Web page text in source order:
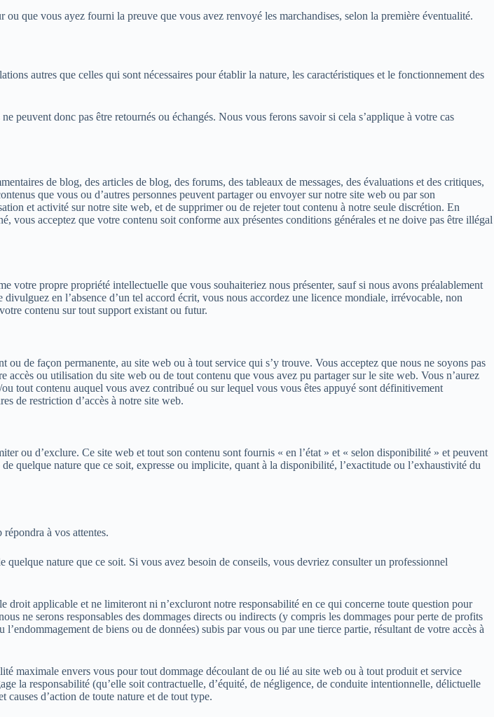
que vous ayez fourni la preuve que vous avez renvoyé les marchandises, selon la première éventualité.
autres que celles qui sont nécessaires pour établir la nature, les caractéristiques et le fonctionnement des
peuvent donc pas être retournés ou échangés. Nous vous ferons savoir si cela s’applique à votre cas
de blog, des articles de blog, des forums, des tableaux de messages, des évaluations et des critiques,
que vous ou d’autres personnes peuvent partager ou envoyer sur notre site web ou par son
et activité sur notre site web, et de supprimer ou de rejeter tout contenu à notre seule discrétion. En
acceptez que votre contenu soit conforme aux présentes conditions générales et ne doive pas être illégal
propre propriété intellectuelle que vous souhaiteriez nous présenter, sauf si nous avons préalablement
en l’absence d’un tel accord écrit, vous nous accordez une licence mondiale, irrévocable, non
contenu sur tout support existant ou futur.
de façon permanente, au site web ou à tout service qui s’y trouve. Vous acceptez que nous ne soyons pas
ou utilisation du site web ou de tout contenu que vous avez pu partager sur le site web. Vous n’aurez
tout contenu auquel vous avez contribué ou sur lequel vous vous êtes appuyé sont définitivement
de restriction d’accès à notre site web.
ou d’exclure. Ce site web et tout son contenu sont fournis « en l’état » et « selon disponibilité » et peuvent
quelque nature que ce soit, expresse ou implicite, quant à la disponibilité, l’exactitude ou l’exhaustivité du
à vos attentes.
nature que ce soit. Si vous avez besoin de conseils, vous devriez consulter un professionnel
droit applicable et ne limiteront ni n’excluront notre responsabilité en ce qui concerne toute question pour
ne serons responsables des dommages directs ou indirects (y compris les dommages pour perte de profits
de biens ou de données) subis par vous ou par une tierce partie, résultant de votre accès à
maximale envers vous pour tout dommage découlant de ou lié au site web ou à tout produit et service
la responsabilité (qu’elle soit contractuelle, d’équité, de négligence, de conduite intentionnelle, délictuelle
d’action de toute nature et de tout type.